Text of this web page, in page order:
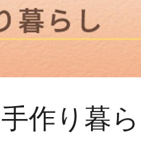
手作り暮